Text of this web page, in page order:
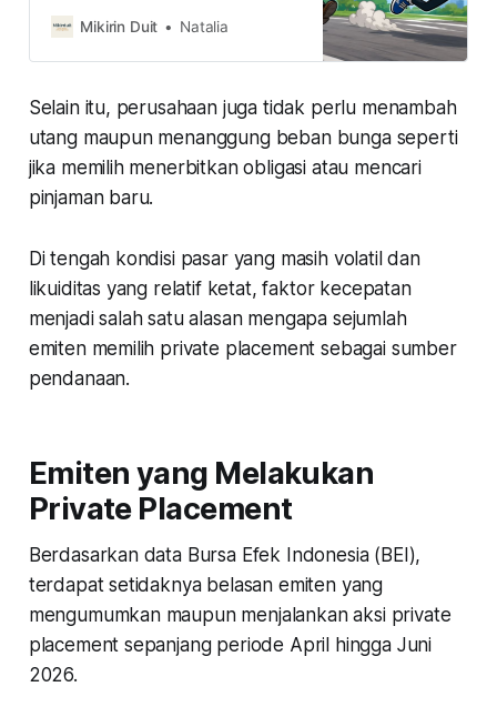
momentum buyback saham
optimisme akan fundamental
harga saham. Kira-kira siapa saja
mereka?
Mikirin Duit Natalia
Selain itu, perusahaan juga tidak perlu menambah
utang maupun menanggung beban bunga seperti
jika memilih menerbitkan obligasi atau mencari
pinjaman baru.
Di tengah kondisi pasar yang masih volatil dan
likuiditas yang relatif ketat, faktor kecepatan
menjadi salah satu alasan mengapa sejumlah
emiten memilih private placement sebagai sumber
pendanaan.
Emiten yang Melakukan
Private Placement
Berdasarkan data Bursa Efek Indonesia (BEI),
terdapat setidaknya belasan emiten yang
mengumumkan maupun menjalankan aksi private
placement sepanjang periode April hingga Juni
2026.